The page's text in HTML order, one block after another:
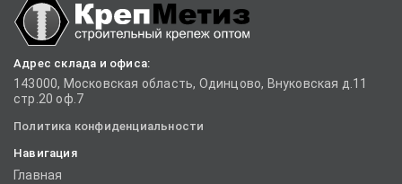
Адрес склада и офиса:
143000, Московская область, Одинцово, Внуковская д.11
стр.20 оф.7
Политика конфиденциальности
Навигация
Главная